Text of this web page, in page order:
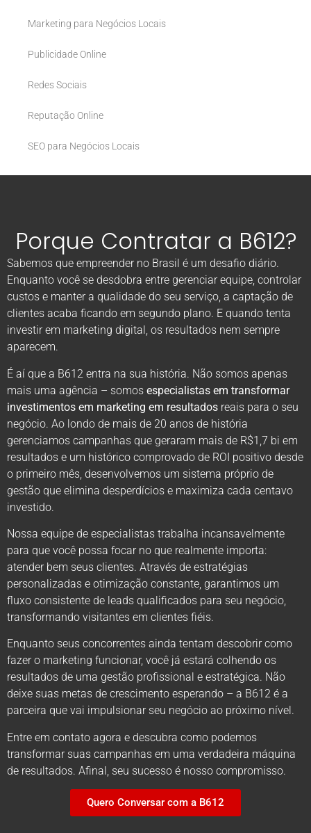
Marketing para Negócios Locais
Publicidade Online
Redes Sociais
Reputação Online
SEO para Negócios Locais
Porque Contratar a B612?
Sabemos que empreender no Brasil é um desafio diário.
Enquanto você se desdobra entre gerenciar equipe, controlar
custos e manter a qualidade do seu serviço, a captação de
clientes acaba ficando em segundo plano. E quando tenta
investir em marketing digital, os resultados nem sempre
aparecem.
É aí que a B612 entra na sua história. Não somos apenas
mais uma agência – somos especialistas em transformar
investimentos em marketing em resultados reais para o seu
negócio. Ao londo de mais de 20 anos de história
gerenciamos campanhas que geraram mais de R$1,7 bi em
resultados e um histórico comprovado de ROI positivo desde
o primeiro mês, desenvolvemos um sistema próprio de
gestão que elimina desperdícios e maximiza cada centavo
investido.
Nossa equipe de especialistas trabalha incansavelmente
para que você possa focar no que realmente importa:
atender bem seus clientes. Através de estratégias
personalizadas e otimização constante, garantimos um
fluxo consistente de leads qualificados para seu negócio,
transformando visitantes em clientes fiéis.
Enquanto seus concorrentes ainda tentam descobrir como
fazer o marketing funcionar, você já estará colhendo os
resultados de uma gestão profissional e estratégica. Não
deixe suas metas de crescimento esperando – a B612 é a
parceira que vai impulsionar seu negócio ao próximo nível.
Entre em contato agora e descubra como podemos
transformar suas campanhas em uma verdadeira máquina
de resultados. Afinal, seu sucesso é nosso compromisso.
Quero Conversar com a B612